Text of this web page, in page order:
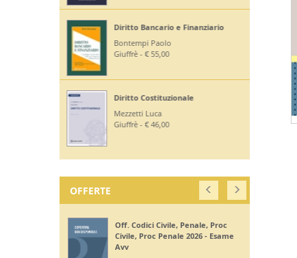
Diritto Bancario e Finanziario
Bontempi Paolo
Giuffrè - € 55,00
Diritto Costituzionale
Mezzetti Luca
Giuffrè - € 46,00
OFFERTE
Civile, Proc Penale 2026 - Esame
Avv